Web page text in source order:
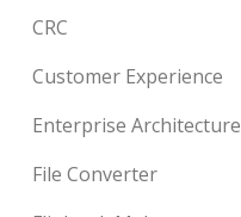
CRC
Customer Experience
Enterprise Architecture
File Converter